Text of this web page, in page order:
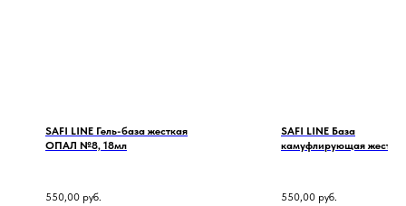
SAFI LINE Гель-база жесткая
ОПАЛ №8, 18мл
550,00 руб.
SAFI LINE База
камуфлирующая
550,00 руб.